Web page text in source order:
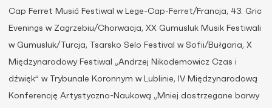
Cap Ferret Musić Festiwal w Lege-Cap-Ferret/Francja, 43. Gric
Evenings w Zagrzebiu/Chorwacja, XX Gumusluk Musik Festiwali
w Gumusluk/Turcja, Tsarsko Selo Festival w Sofii/Bułgaria, X
Międzynarodowy Festiwal „Andrzej Nikodemowicz Czas i
dźwięk” w Trybunale Koronnym w Lublinie, IV Międzynarodową
Konferencję Artystyczno-Naukową „Mniej dostrzegane barwy